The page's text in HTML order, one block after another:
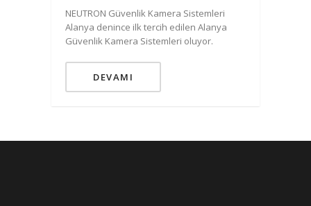
NEUTRON Güvenlik Kamera Sistemleri
Alanya denince ilk tercih edilen Alanya
Güvenlik Kamera Sistemleri oluyor.
DEVAMI